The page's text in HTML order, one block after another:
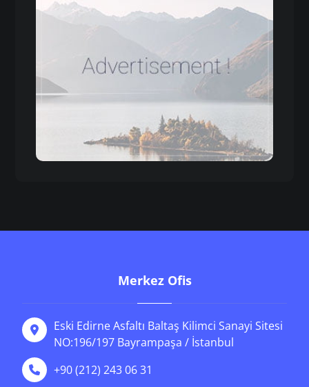
Merkez Ofis
Eski Edirne Asfaltı Baltaş Kilimci Sanayi Sitesi
NO:196/197 Bayrampaşa / İstanbul
+90 (212) 243 06 31